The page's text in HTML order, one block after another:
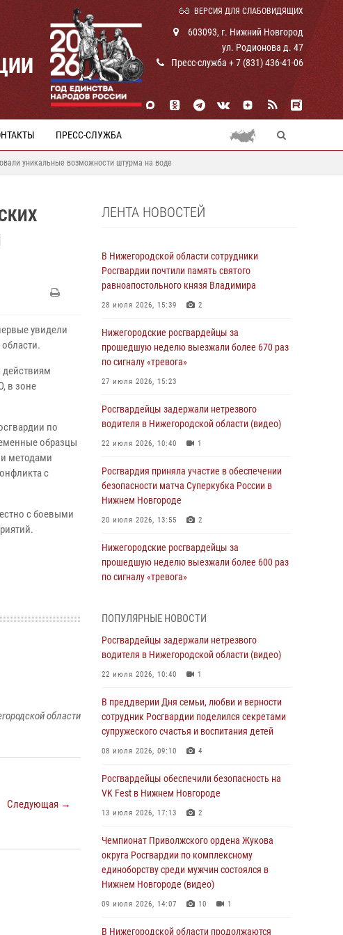
ВЕРСИЯ ДЛЯ СЛАБОВИДЯЩИХ
603093, г. Нижний Новгород
ул. Родионова д. 47
Пресс-служба + 7 (831) 436-41-06
ПРЕСС-СЛУЖБА
уникальные возможности штурма на воде
увидели
в зоне
по
образцы
методами
с
с боевыми
области
Следующая →
ЛЕНТА НОВОСТЕЙ
В Нижегородской области сотрудники
Росгвардии почтили память святого
равноапостольного князя Владимира
28 июля 2026, 15:39 2
Нижегородские росгвардейцы за
прошедшую неделю выезжали более 670 раз
по сигналу «тревога»
27 июля 2026, 15:23
Росгвардейцы задержали нетрезвого
водителя в Нижегородской области (видео)
22 июля 2026, 10:40 1
Росгвардия приняла участие в обеспечении
безопасности матча Суперкубка России в
Нижнем Новгороде
20 июля 2026, 13:55 2
Нижегородские росгвардейцы за
прошедшую неделю выезжали более 600 раз
по сигналу «тревога»
В Нижегородской области сотрудники
Росгвардии «по горячим следам» задержали
правонарушителя за стрельбу
17 июля 2026, 05:17
В Нижегородской области продолжаются
мероприятия в рамках всероссийской
ведомственной акции «Каникулы с
Росгвардейцы обеспечили безопасность на
VK Fest в Нижнем Новгороде
Нижегородские росгвардейцы за
прошедшую неделю выезжали более 750 раз
по сигналу «тревога»
13 июля 2026, 06:45
Росгвардейцы предотвратили серию краж в
ПОПУЛЯРНЫЕ НОВОСТИ
Росгвардейцы задержали нетрезвого
водителя в Нижегородской области (видео)
22 июля 2026, 10:40 1
В преддверии Дня семьи, любви и верности
сотрудник Росгвардии поделился секретами
супружеского счастья и воспитания детей
08 июля 2026, 09:10 4
Росгвардейцы обеспечили безопасность на
VK Fest в Нижнем Новгороде
13 июля 2026, 17:13 2
Чемпионат Приволжского ордена Жукова
округа Росгвардии по комплексному
единоборству среди мужчин состоялся в
Нижнем Новгороде (видео)
09 июля 2026, 14:07 10 1
В Нижегородской области продолжаются